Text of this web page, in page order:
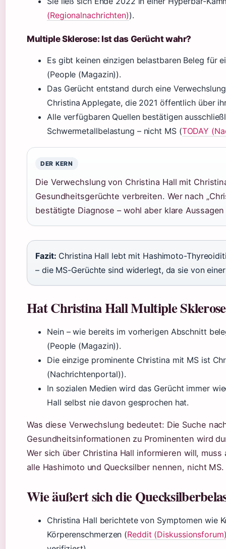
(Regionalnachrichten)).
Multiple Sklerose: Ist das Gerücht wahr?
Es gibt keinen einzigen belastbaren Beleg für
(People (Magazin)).
Das Gerücht entstand durch eine
Christina Applegate, die 2021 öffentlich über
Alle verfügbaren Quellen bestätigen
Schwermetallbelastung – nicht MS (TODAY
DER KERN
Die Verwechslung von Christina Hall mit
Gesundheitsgerüchte verbreiten. Wer nach
bestätigte Diagnose – wohl aber klare
Fazit: Christina Hall lebt mit Hashimoto-
– die MS-Gerüchte sind widerlegt, da sie von
Hat Christina Hall Multiple
Nein – wie bereits im vorherigen Abschnitt
(People (Magazin)).
Die einzige prominente Christina mit MS ist
(Nachrichtenportal)).
In sozialen Medien wird das Gerücht immer
Hall selbst nie davon gesprochen hat.
Was diese Verwechslung bedeutet: Die Suche
Gesundheitsinformationen zu Prominenten wird
Wer sich über Christina Hall informieren will,
alle Hashimoto und Quecksilber nennen, nicht MS.
Wie äußert sich die
Christina Hall berichtete von Symptomen wie
Körperenschmerzen (Reddit